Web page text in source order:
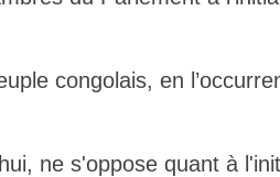
congolais, en
ne s'oppose quant à